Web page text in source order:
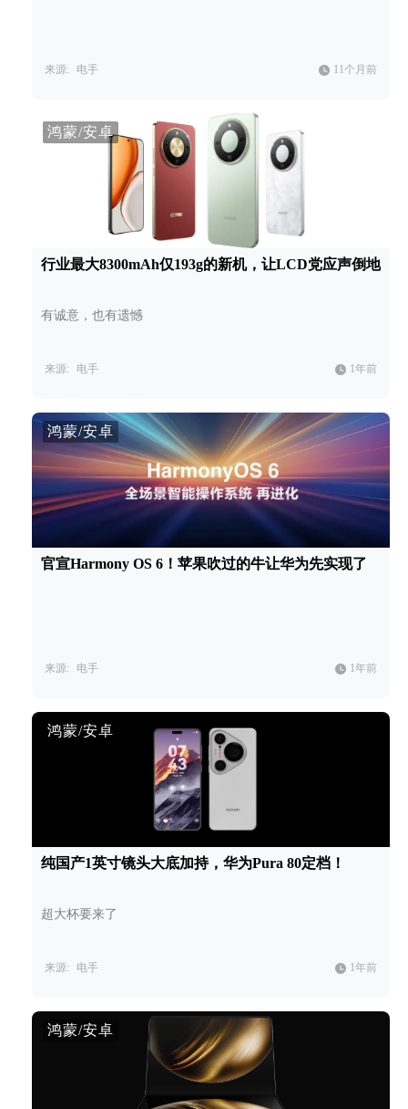
来源: 电手 11个月前
鸿蒙/安卓
行业最大8300mAh仅193g的新机，让LCD党应声倒地
有诚意，也有遗憾
来源: 电手 1年前
鸿蒙/安卓
官宣Harmony OS 6！苹果吹过的牛让华为先实现了
来源: 电手 1年前
鸿蒙/安卓
纯国产1英寸镜头大底加持，华为Pura 80定档！
超大杯要来了
来源: 电手 1年前
鸿蒙/安卓